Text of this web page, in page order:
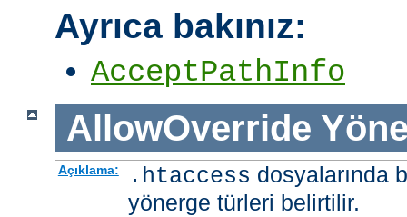
Ayrıca bakınız:
AcceptPathInfo
AllowOverride
Açıklama: .htaccess dosyalarında
yönerge türleri belirtilir.